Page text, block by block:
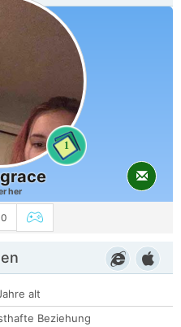
1
her
0
alt
Beziehung